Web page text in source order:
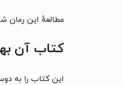
مطالعهٔ این رمان شما را با بخشی از
کتاب آن
این کتاب را به دوستداران ادبیات